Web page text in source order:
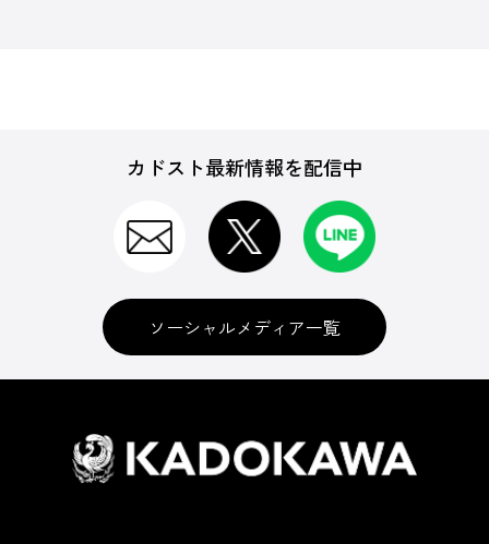
カドスト最新情報を配信中
ソーシャルメディア一覧